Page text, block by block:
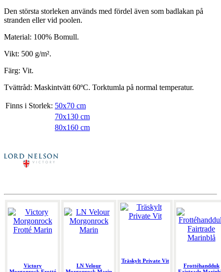
Den största storleken används med fördel även som badlakan på
stranden eller vid poolen.
Material: 100% Bomull.
Vikt: 500 g/m².
Färg: Vit.
Tvättråd: Maskintvätt 60ºC. Torktumla på normal temperatur.
Finns i Storlek: 50x70 cm
70x130 cm
80x160 cm
Victory
LN Velour
Träskylt Private Vit
Frottéhandduk